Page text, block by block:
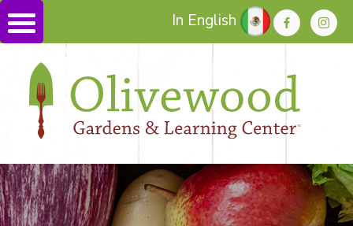
In English